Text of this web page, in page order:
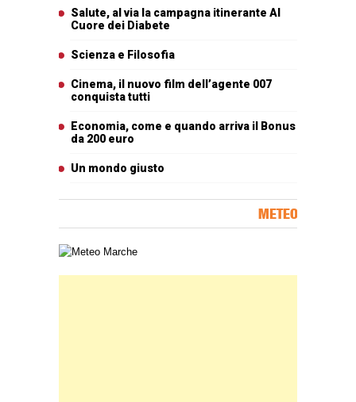
Salute, al via la campagna itinerante Al
Cuore dei Diabete
Scienza e Filosofia
Cinema, il nuovo film dell’agente 007
conquista tutti
Economia, come e quando arriva il Bonus
da 200 euro
Un mondo giusto
METEO
Carta meteorologica delle Marche